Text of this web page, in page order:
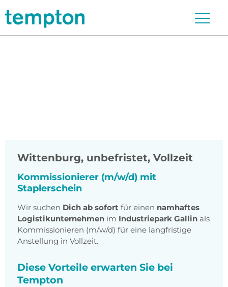
Wittenburg, unbefristet, Vollzeit
Kommissionierer (m/w/d) mit
Staplerschein
Wir suchen Dich ab sofort für einen namhaftes
Logistikunternehmen im Industriepark Gallin als
Kommissionieren (m/w/d) für eine langfristige
Anstellung in Vollzeit.
Diese Vorteile erwarten Sie bei
Tempton